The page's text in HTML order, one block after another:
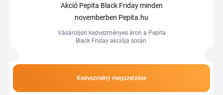
Akció Pepita Black Friday minden
novemberben Pepita.hu
Vásároljon kedvezményes áron a Pepita
Black Friday akciója során.
Kedvezmény megszerzése